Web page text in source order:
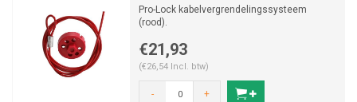
Pro-Lock kabelvergrendelingssysteem
(rood).
€21,93
(€26,54 Incl. btw)
- +